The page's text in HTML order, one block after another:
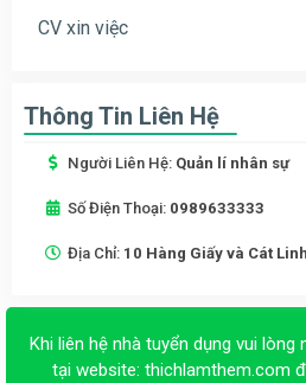
CV xin việc
Thông Tin Liên Hệ
Người Liên Hệ: Quản lí nhân sự
Số Điện Thoại: 0989633333
Địa Chỉ: 10 Hàng Giấy và Cát
Khi liên hệ nhà tuyển dụng vui
tại website: thichlamthem.com